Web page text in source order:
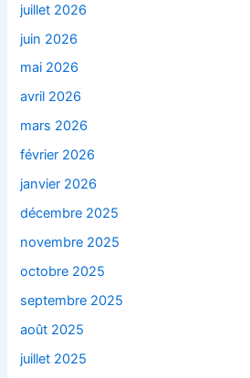
juillet 2026
juin 2026
mai 2026
avril 2026
mars 2026
février 2026
janvier 2026
décembre 2025
novembre 2025
octobre 2025
septembre 2025
août 2025
juillet 2025